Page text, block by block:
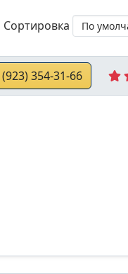
Сортировка
354-31-66